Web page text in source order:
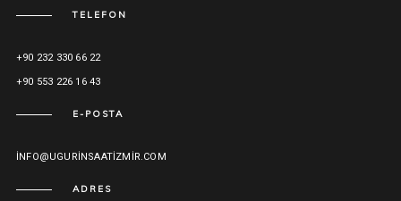
TELEFON
+90 232 330 66 22
+90 553 226 16 43
E-POSTA
INFO@UGURINSAATIZMIR.COM
ADRES